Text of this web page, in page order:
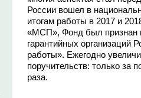
России вошел в
итогам работы в 2017 и
«МСП», Фонд был признан
гарантийных организаций
работы». Ежегодно
поручительств: только за
раза.